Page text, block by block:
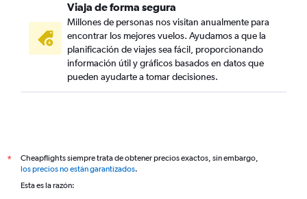
Viaja de forma segura
Millones de personas nos visitan anualmente para
encontrar los mejores vuelos. Ayudamos a que la
planificación de viajes sea fácil, proporcionando
información útil y gráficos basados en datos que
pueden ayudarte a tomar decisiones.
*
Cheapflights siempre trata de obtener precios exactos, sin embargo,
los precios no están garantizados.
Esta es la razón: